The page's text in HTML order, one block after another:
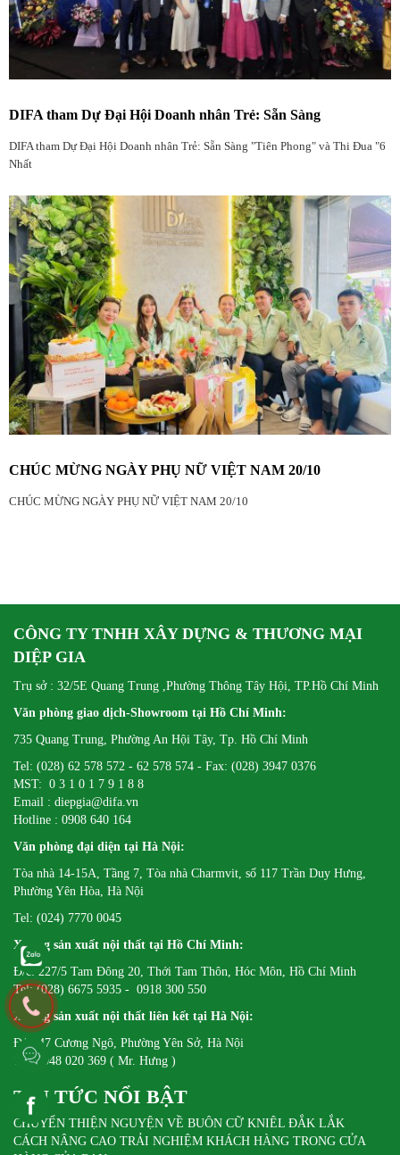
DIFA tham Dự Đại Hội Doanh nhân Trẻ: Sẵn Sàng
DIFA tham Dự Đại Hội Doanh nhân Trẻ: Sẵn Sàng "Tiên Phong" và Thi Đua "6
Nhất
CHÚC MỪNG NGÀY PHỤ NỮ VIỆT NAM 20/10
CHÚC MỪNG NGÀY PHỤ NỮ VIỆT NAM 20/10
CÔNG TY TNHH XÂY DỰNG & THƯƠNG MẠI
DIỆP GIA
Trụ sở : 32/5E Quang Trung ,Phường Thông Tây Hội, TP.Hồ Chí Minh
Văn phòng giao dịch-Showroom tại Hồ Chí Minh:
735 Quang Trung, Phường An Hội Tây, Tp. Hồ Chí Minh
Tel: (028) 62 578 572 - 62 578 574 - Fax: (028) 3947 0376
MST: 0 3 1 0 1 7 9 1 8 8
Email : diepgia@difa.vn
Hotline : 0908 640 164
Văn phòng đại diện tại Hà Nội:
Tòa nhà 14-15A, Tầng 7, Tòa nhà Charmvit, số 117 Trần Duy Hưng,
Phường Yên Hòa, Hà Nội
Tel: (024) 7770 0045
Xưởng sản xuất nội thất tại Hồ Chí Minh:
Đ/c: 227/5 Tam Đông 20, Thới Tam Thôn, Hóc Môn, Hồ Chí Minh
Tel: (028) 6675 5935 - 0918 300 550
Xưởng sản xuất nội thất liên kết tại Hà Nội:
Đ/c: 47 Cương Ngô, Phường Yên Sở, Hà Nội
Tel: 0948 020 369 ( Mr. Hưng )
TIN TỨC NỔI BẬT
CHUYẾN THIỆN NGUYỆN VỀ BUÔN CỮ KNIÊL ĐẮK LẮK
CÁCH NÂNG CAO TRẢI NGHIỆM KHÁCH HÀNG TRONG CỬA